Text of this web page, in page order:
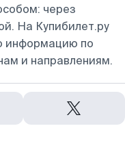
через
На Купибилет.ру
информацию по
и направлениям.